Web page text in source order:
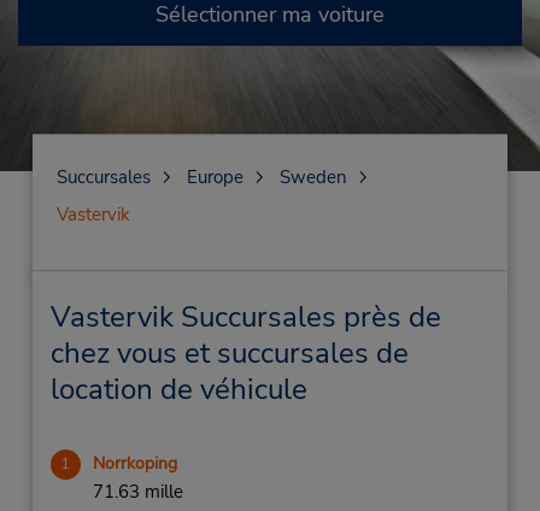
Sélectionner ma voiture
Succursales Europe
Sweden
Vastervik
Vastervik Succursales près de
chez vous et succursales de
location de véhicule
1 Norrkoping
71.63 mille